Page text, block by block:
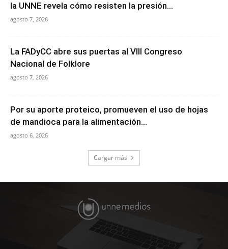
la UNNE revela cómo resisten la presión...
agosto 7, 2026
La FADyCC abre sus puertas al VIII Congreso
Nacional de Folklore
agosto 7, 2026
Por su aporte proteico, promueven el uso de hojas
de mandioca para la alimentación...
agosto 6, 2026
Cargar más